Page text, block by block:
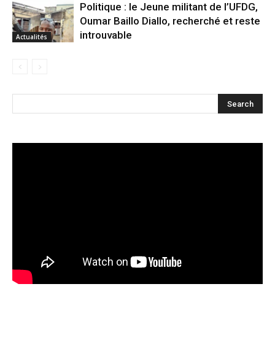
Actualités
Politique : le Jeune militant de l’UFDG,
Oumar Baillo Diallo, recherché et reste
introuvable